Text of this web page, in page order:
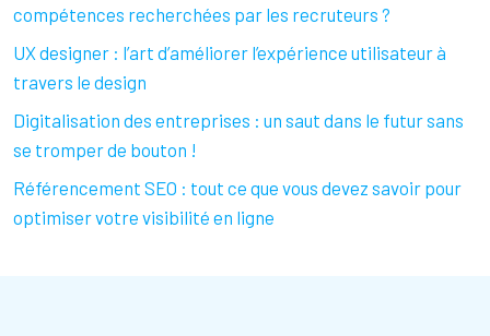
compétences recherchées par les recruteurs ?
UX designer : l’art d’améliorer l’expérience utilisateur à
travers le design
Digitalisation des entreprises : un saut dans le futur sans
se tromper de bouton !
Référencement SEO : tout ce que vous devez savoir pour
optimiser votre visibilité en ligne